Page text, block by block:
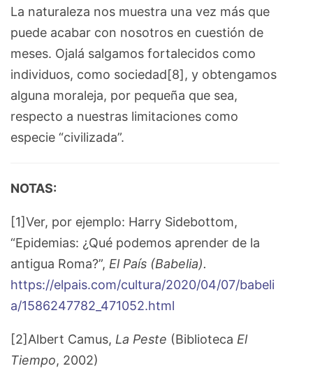
La naturaleza nos muestra una vez más que
puede acabar con nosotros en cuestión de
meses. Ojalá salgamos fortalecidos como
individuos, como sociedad[8], y obtengamos
alguna moraleja, por pequeña que sea,
respecto a nuestras limitaciones como
especie “civilizada”.
NOTAS:
[1]Ver, por ejemplo: Harry Sidebottom,
“Epidemias: ¿Qué podemos aprender de la
antigua Roma?”, El País (Babelia).
https://elpais.com/cultura/2020/04/07/babeli
a/1586247782_471052.html
[2]Albert Camus, La Peste (Biblioteca El
Tiempo, 2002)